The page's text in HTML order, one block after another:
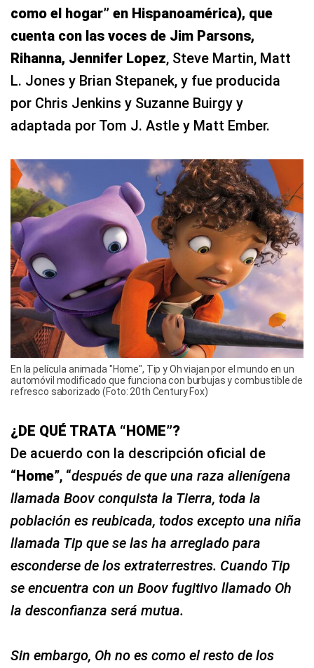
como el hogar” en Hispanoamérica), que
cuenta con las voces de Jim Parsons,
Rihanna, Jennifer Lopez, Steve Martin, Matt
L. Jones y Brian Stepanek, y fue producida
por Chris Jenkins y Suzanne Buirgy y
adaptada por Tom J. Astle y Matt Ember.
En la película animada "Home", Tip y Oh viajan por el mundo en un
automóvil modificado que funciona con burbujas y combustible de
refresco saborizado (Foto: 20th Century Fox)
¿DE QUÉ TRATA “HOME”?
De acuerdo con la descripción oficial de
“Home”, “después de que una raza alienígena
llamada Boov conquista la Tierra, toda la
población es reubicada, todos excepto una niña
llamada Tip que se las ha arreglado para
esconderse de los extraterrestres. Cuando Tip
se encuentra con un Boov fugitivo llamado Oh
la desconfianza será mutua.
Sin embargo, Oh no es como el resto de los